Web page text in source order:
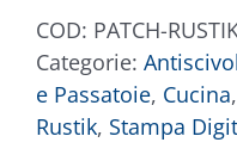
COD: PATCH-
Categorie:
e Passatoie, Cucina,
Rustik, Stampa